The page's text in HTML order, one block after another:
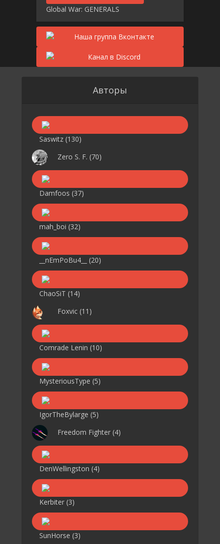
Global War: GENERALS
Авторы
Saswitz (130)
Zero S. F. (70)
Damfoos (37)
mah_boi (32)
__nEmPoBu4__ (20)
ChaoSiT (14)
Foxvic (11)
Comrade Lenin (10)
MysteriousType (5)
IgorTheBylarge (5)
Freedom Fighter (4)
DenWellingston (4)
Kerbiter (3)
SunHorse (3)